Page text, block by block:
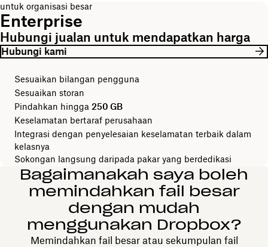
untuk organisasi besar
Enterprise
Hubungi jualan untuk mendapatkan harga
Hubungi kami
Sesuaikan bilangan pengguna
Sesuaikan storan
Pindahkan hingga 250 GB
Keselamatan bertaraf perusahaan
Integrasi dengan penyelesaian keselamatan terbaik dalam
kelasnya
Sokongan langsung daripada pakar yang berdedikasi
Bagaimanakah saya boleh
memindahkan fail besar
dengan mudah
menggunakan Dropbox?
Memindahkan fail besar atau sekumpulan fail